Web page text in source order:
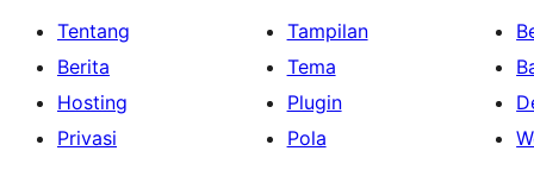
Tentang
Berita
Hosting
Privasi
Tampilan
Tema
Plugin
Pola